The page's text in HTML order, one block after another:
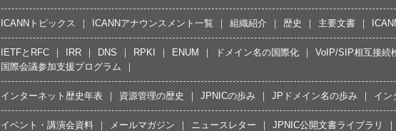
ICANNトピックス ICANNアナウンスメント一覧 組織紹介 歴史 主要文書
IETFとRFC IRR DNS RPKI ENUM ドメイン名の国際化
VoIP/SIP相互接続
国際会議参加支援プログラム
インターネット歴史年表 資源管理の歴史 JPNICの歩み JPドメイン名の歩み イン
イベント・講演会資料 メールマガジン ニュースレター
JPNIC公開文書ライブラリ